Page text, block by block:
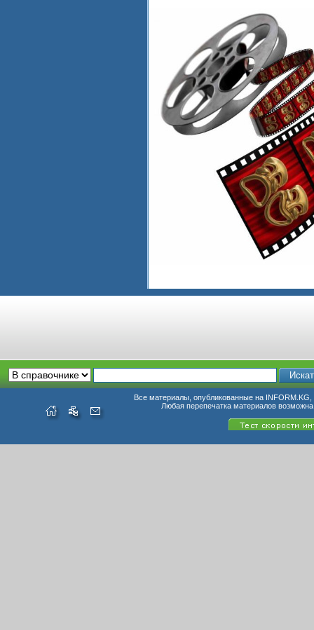
Все материалы, опубликованные на INFORM.KG,
Любая перепечатка материалов